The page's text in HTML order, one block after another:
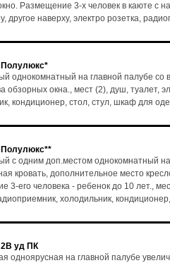
Размещение 3-х человек в каюте с
другое наверху, электро розетка,
Полулюкс*
однокомнатный на главной палубе со
обзорных окна., мест (2), душ, туалет,
кондиционер, стол, стул, шкаф для
Полулюкс**
с одним доп.местом однокомнатный
кровать, дополнительное место
3-его человека - ребенок до 10 лет.,
холодильник,
2В уд ПК
одноярусная на главной палубе